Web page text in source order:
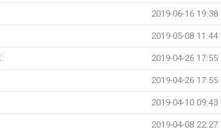
2019-06-16 19:38
2019-05-08 11:44
2019-04-26 17:55
2019-04-26 17:55
2019-04-10 09:43
2019-04-08 22:27